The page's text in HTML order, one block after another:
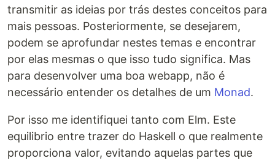
transmitir as ideias por trás destes conceitos para
mais pessoas. Posteriormente, se desejarem,
podem se aprofundar nestes temas e encontrar
por elas mesmas o que isso tudo significa. Mas
para desenvolver uma boa webapp, não é
necessário entender os detalhes de um Monad.
Por isso me identifiquei tanto com Elm. Este
equilibrio entre trazer do Haskell o que realmente
proporciona valor, evitando aquelas partes que